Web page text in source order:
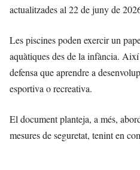
actualitzades al 22 de juny de
Les piscines poden exercir un
aquàtiques des de la infància.
defensa que aprendre a
esportiva o recreativa.
El document planteja, a més,
mesures de seguretat, tenint en